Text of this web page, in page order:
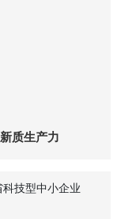
新质生产力